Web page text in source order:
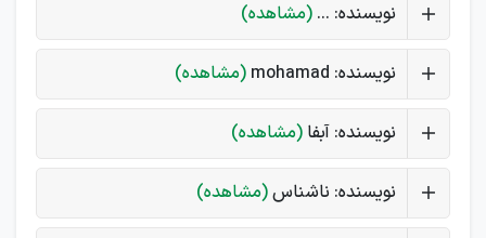
نویسنده: ... (مشاهده)
نویسنده: mohamad (مشاهده)
نویسنده: آبفا (مشاهده)
نویسنده: ناشناس(مشاهده)